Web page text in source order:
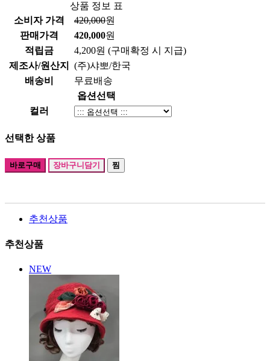
상품 정보 표
소비자 가격
420,000원
판매가격
420,000원
적립금
4,200원 (구매확정 시 지급)
제조사/원산지
(주)샤뽀/한국
배송비
무료배송
옵션선택
컬러
선택한 상품
바로구매 장바구니담기 찜
추천상품
추천상품
NEW